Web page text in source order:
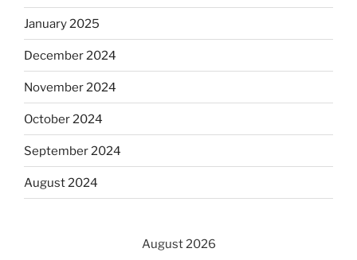
January 2025
December 2024
November 2024
October 2024
September 2024
August 2024
August 2026